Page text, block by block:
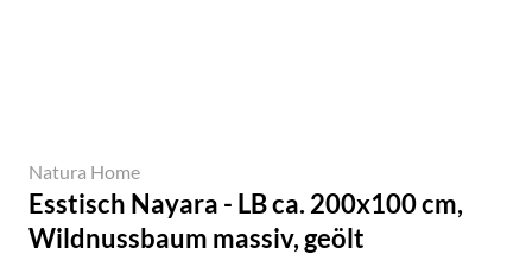
Natura Home
Esstisch Nayara - LB ca. 200x100 cm,
Wildnussbaum massiv, geölt